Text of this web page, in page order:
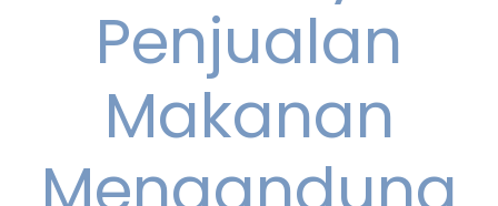
Penjualan
Makanan